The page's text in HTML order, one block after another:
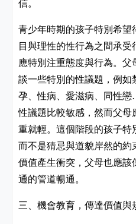
信。
青少年時期的孩子特別希
目與理性的性行為之間承
應特別注重態度與行為。
談一些特別的性議題，例
孕、性病、愛滋病、同性戀
性議題比較敏感，然而父
重就輕。這個階段的孩子特
而不是猜忌與道貌岸然的
價值產生衝突，父母也應
通的管道暢通。
三、機會教育，傳達價值與